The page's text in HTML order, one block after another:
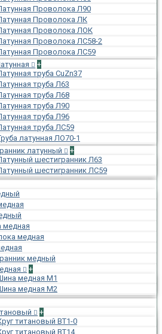
Проволока Л90
Проволока ЛК
Проволока ЛОК
Проволока ЛС58-2
Проволока ЛС59
+
труба CuZn37
труба Л63
труба Л68
труба Л90
труба Л96
труба ЛС59
латунная ЛО70-1
латунный
+
шестигранник Л63
шестигранник ЛС59
медная
медная
медный
+
медная М1
медная М2
+
титановый ВТ1-0
титановый ВТ14